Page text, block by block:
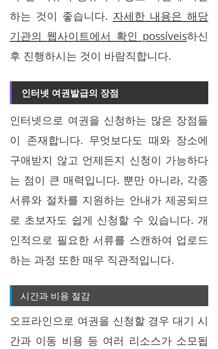
하는 것이 좋습니다. 자세한 내용은 해당
기관의 웹사이트에서 확인 possíveis하신
후 진행하시는 것이 바람직합니다.
인터넷 여권발급의 장점
인터넷으로 여권을 신청하는 많은 장점들
이 존재합니다. 무엇보다도 때와 장소에
구애받지 않고 언제든지 신청이 가능하다
는 점이 큰 매력입니다. 뿐만 아니라, 각종
서류와 절차를 지원하는 안내가 제공되므
로 초보자도 쉽게 신청할 수 있습니다. 개
인적으로 필요한 서류를 스캔하여 업로드
하는 과정 또한 매우 직관적입니다.
시간과 비용 절감
오프라인으로 여권을 신청할 경우 대기 시
간과 이동 비용 등 여러 리소스가 소모됩